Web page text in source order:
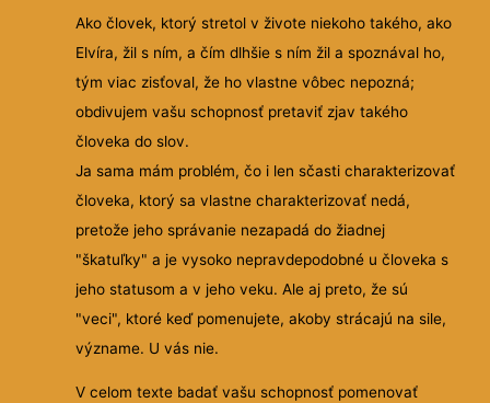
Ako človek, ktorý stretol v živote niekoho takého, ako
Elvíra, žil s ním, a čím dlhšie s ním žil a spoznával ho,
tým viac zisťoval, že ho vlastne vôbec nepozná;
obdivujem vašu schopnosť pretaviť zjav takého
človeka do slov.
Ja sama mám problém, čo i len sčasti charakterizovať
človeka, ktorý sa vlastne charakterizovať nedá,
pretože jeho správanie nezapadá do žiadnej
"škatuľky" a je vysoko nepravdepodobné u človeka s
jeho statusom a v jeho veku. Ale aj preto, že sú
"veci", ktoré keď pomenujete, akoby strácajú na sile,
význame. U vás nie.
V celom texte badať vašu schopnosť pomenovať